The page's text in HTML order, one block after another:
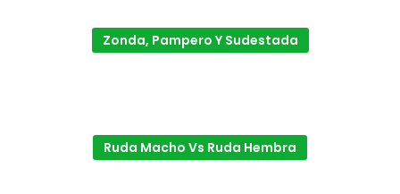
Zonda, Pampero Y Sudestada
Ruda Macho Vs Ruda Hembra